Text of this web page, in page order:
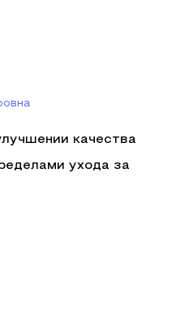
качества
ухода за